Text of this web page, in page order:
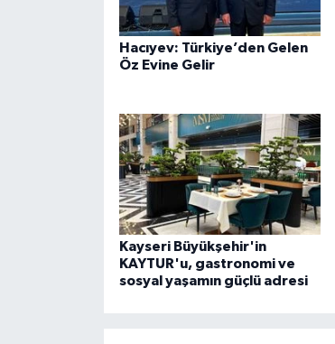
Hacıyev: Türkiye’den Gelen
Öz Evine Gelir
Kayseri Büyükşehir'in
KAYTUR'u, gastronomi ve
sosyal yaşamın güçlü adresi